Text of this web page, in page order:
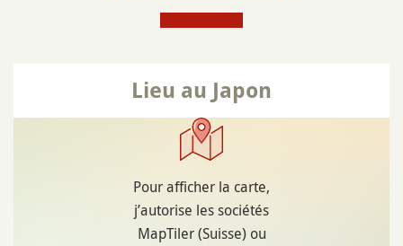
Lieu au Japon
Pour afficher la carte,
j’autorise les sociétés
MapTiler (Suisse) ou